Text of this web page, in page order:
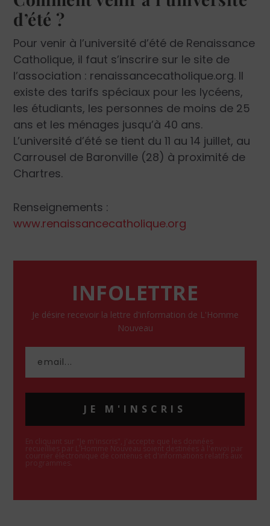
d’été ?
Pour venir à l’université d’été de Renaissance
Catholique, il faut s’inscrire sur le site de
l’association : renaissancecatholique.org. Il
existe des tarifs spéciaux pour les lycéens,
les étudiants, les personnes de moins de 25
ans et les ménages jusqu’à 40 ans.
L’université d’été se tient du 11 au 14 juillet, au
Carrousel de Baronville (28) à proximité de
Chartres.
Renseignements :
www.renaissancecatholique.org
INFOLETTRE
Je désire recevoir la lettre d'information de L'Homme
Nouveau
JE M'INSCRIS
En cliquant sur "Je m'inscris", j'accepte que les données
recueillies par L'Homme Nouveau soient destinées à l'envoi par
courrier électronique de contenus et d'informations relatifs aux
programmes.